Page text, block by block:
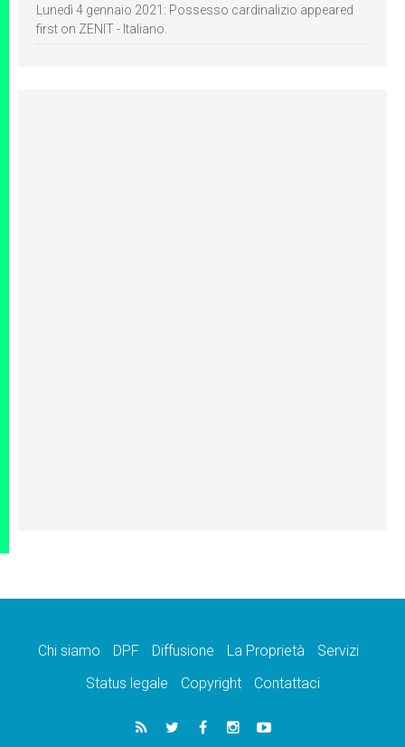
Lunedì 4 gennaio 2021: Possesso cardinalizio appeared
first on ZENIT - Italiano.
Chi siamo DPF Diffusione La Proprietà
Servizi
Status legale
Copyright Contattaci